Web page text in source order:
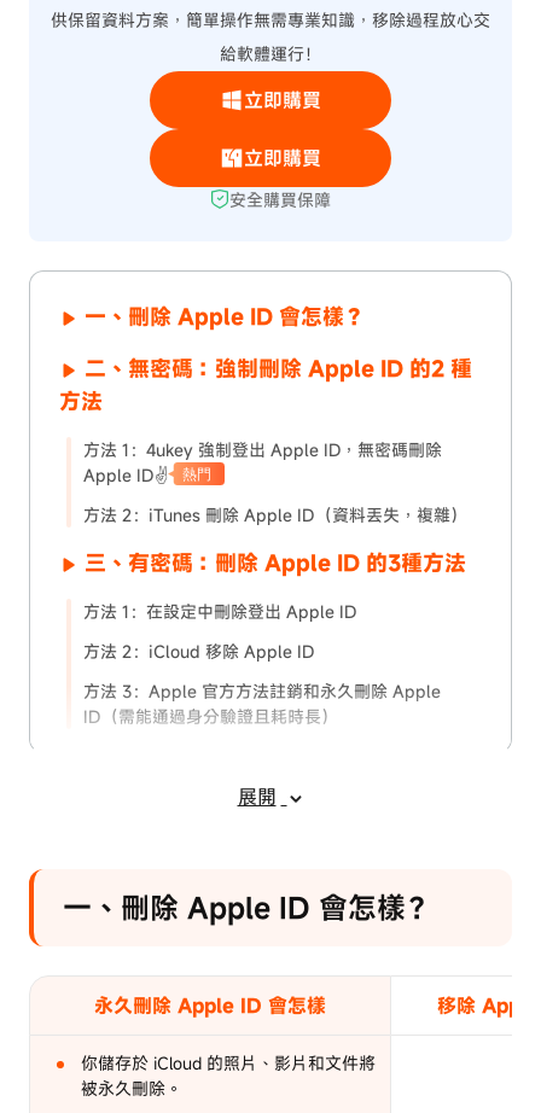
供保留資料方案，簡單操作無需專業知識，移除過程放心交
給軟體運行！
立即購買
立即購買
安全購買保障
一、刪除 Apple ID 會怎樣？
二、 無密碼： 強制刪除 Apple ID 的2 種
方法
方法 1：4ukey 強制登出 Apple ID，無密碼刪除
Apple ID✌
熱門
方法 2：iTunes 刪除 Apple ID（資料丟失，複雜）
三、 有密碼： 刪除 Apple ID 的3種方法
方法 1：在設定中刪除登出 Apple ID
方法 2：iCloud 移除 Apple ID
方法 3：Apple 官方方法註銷和永久刪除 Apple
ID（需能通過身分驗證且耗時長）
展開
一、刪除 Apple ID 會怎樣？
永久刪除 Apple ID 會怎樣 移除
你儲存於 iCloud 的照片、影片和文件將
被永久刪除。